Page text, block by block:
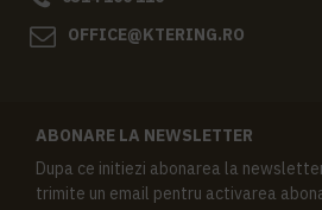
OFFICE@KTERING.RO
ABONARE LA NEWSLETTER
Dupa ce initiezi abonarea la
trimite un email pentru activarea